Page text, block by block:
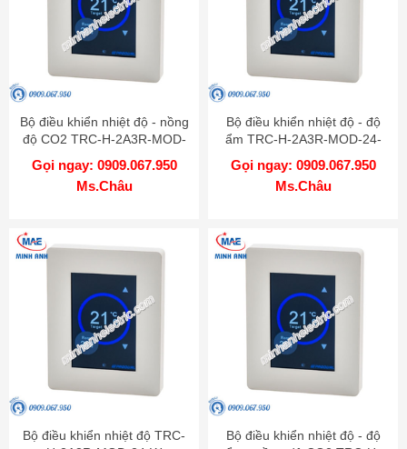
Bộ điều khiển nhiệt độ - nồng
độ CO2 TRC-H-2A3R-MOD-
24-CO2-W
Gọi ngay: 0909.067.950
Ms.Châu
Bộ điều khiển nhiệt độ - độ
ẩm TRC-H-2A3R-MOD-24-
RH-W
Gọi ngay: 0909.067.950
Ms.Châu
Bộ điều khiển nhiệt độ TRC-
Bộ điều khiển nhiệt độ - độ